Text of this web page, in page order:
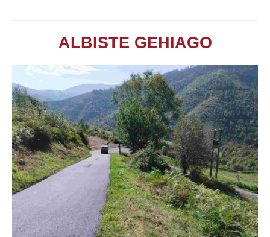
ALBISTE GEHIAGO